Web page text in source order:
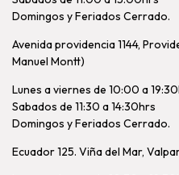
Domingos y Feriados Cerrado.
Avenida providencia 1144,
Manuel Montt)
Lunes a viernes de 10:00 a
Sabados de 11:30 a 14:30hrs
Domingos y Feriados Cerrado.
Ecuador 125. Viña del Mar,